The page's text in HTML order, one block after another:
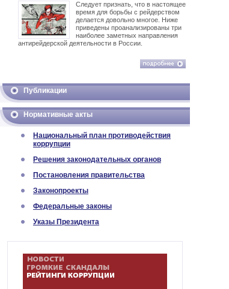
Следует признать, что в настоящее
время для борьбы с рейдерством
делается довольно многое. Ниже
приведены проанализированы три
наиболее заметных направления
антирейдерской деятельности в России.
Публикации
Нормативные акты
Национальный план противодействия
коррупции
Решения законодательных органов
Постановления правительства
Законопроекты
Федеральные законы
Указы Президента